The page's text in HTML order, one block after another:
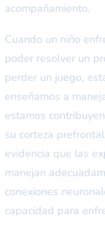
acompañamiento.
Cuando un niño
poder resolver un
perder un juego,
enseñamos a
estamos
su corteza
evidencia que las
manejan
conexiones
capacidad para